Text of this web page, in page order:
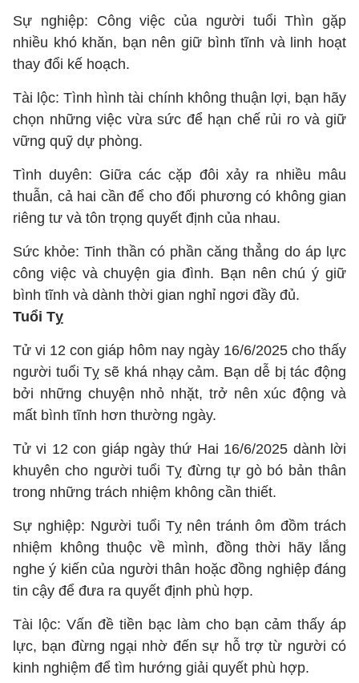
Sự nghiệp: Công việc của người tuổi Thìn gặp
nhiều khó khăn, bạn nên giữ bình tĩnh và linh hoạt
thay đổi kế hoạch.
Tài lộc: Tình hình tài chính không thuận lợi, bạn hãy
chọn những việc vừa sức để hạn chế rủi ro và giữ
vững quỹ dự phòng.
Tình duyên: Giữa các cặp đôi xảy ra nhiều mâu
thuẫn, cả hai cần để cho đối phương có không gian
riêng tư và tôn trọng quyết định của nhau.
Sức khỏe: Tinh thần có phần căng thẳng do áp lực
công việc và chuyện gia đình. Bạn nên chú ý giữ
bình tĩnh và dành thời gian nghỉ ngơi đầy đủ.
Tuổi Tỵ
Tử vi 12 con giáp hôm nay ngày 16/6/2025 cho thấy
người tuổi Tỵ sẽ khá nhạy cảm. Bạn dễ bị tác động
bởi những chuyện nhỏ nhặt, trở nên xúc động và
mất bình tĩnh hơn thường ngày.
Tử vi 12 con giáp ngày thứ Hai 16/6/2025 dành lời
khuyên cho người tuổi Tỵ đừng tự gò bó bản thân
trong những trách nhiệm không cần thiết.
Sự nghiệp: Người tuổi Tỵ nên tránh ôm đồm trách
nhiệm không thuộc về mình, đồng thời hãy lắng
nghe ý kiến của người thân hoặc đồng nghiệp đáng
tin cậy để đưa ra quyết định phù hợp.
Tài lộc: Vấn đề tiền bạc làm cho bạn cảm thấy áp
lực, bạn đừng ngại nhờ đến sự hỗ trợ từ người có
kinh nghiệm để tìm hướng giải quyết phù hợp.